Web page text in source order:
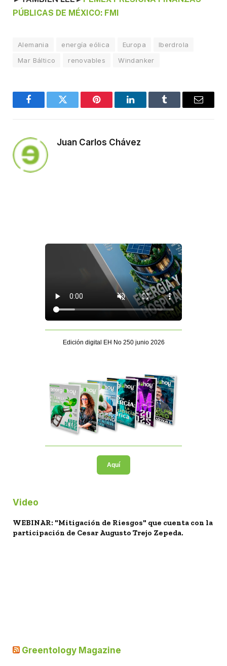
PÚBLICAS DE MÉXICO: FMI
Alemania energía eólica Europa
Iberdrola
Mar Báltico
renovables Windanker
FacebookTwitter Pinterest LinkedInTumblr Email
Juan Carlos Chávez
Edición digital EH No 250 junio 2026
Aquí
Video
WEBINAR: "Mitigación de Riesgos" que cuenta con la
participación de Cesar Augusto Trejo Zepeda.
Greentology Magazine